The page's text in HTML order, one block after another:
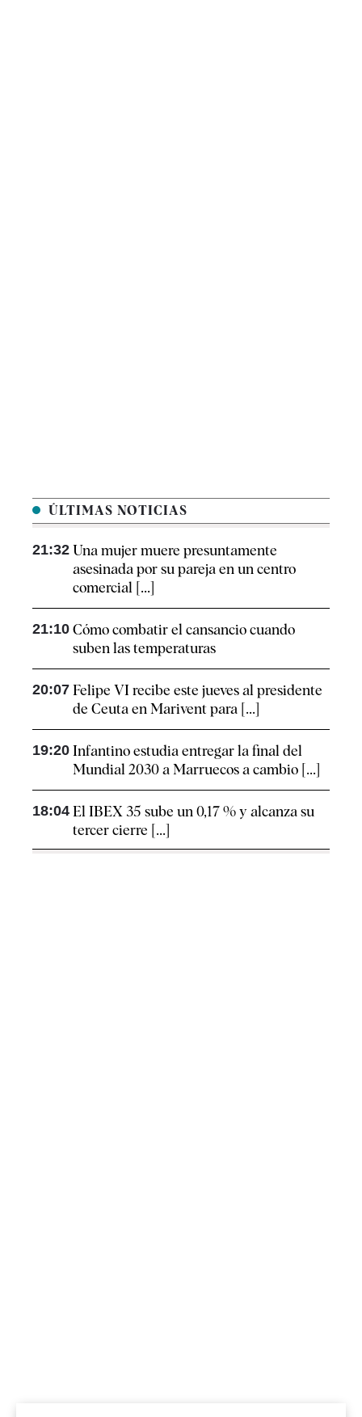
ÚLTIMAS NOTICIAS
21:32 Una mujer muere presuntamente
asesinada por su pareja en un centro
comercial [...]
21:10 Cómo combatir el cansancio​ cuando
suben las temperaturas
20:07 Felipe VI recibe este jueves al presidente
de Ceuta en Marivent para [...]
19:20 Infantino estudia entregar la final del
Mundial 2030 a Marruecos a cambio [...]
18:04 El IBEX 35 sube un 0,17 % y alcanza su
tercer cierre [...]